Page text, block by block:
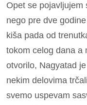
Opet se pojavljujem
nego pre dve
kiša pada od
tokom celog dana a
otvorilo, Nagyatad
nekim delovima
svemo uspevam